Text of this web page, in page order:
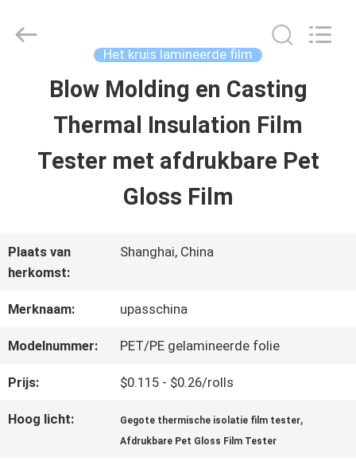
PRODUCTEN
VR-
SHOW
Material
Het kruis lamineerde film
Blow Molding en Casting
Thermal Insulation Film
Tester met afdrukbare Pet
Gloss Film
Plaats van
herkomst:
Shanghai, China
Merknaam: upasschina
Modelnummer: PET/PE gelamineerde folie
Prijs: $0.115 - $0.26/rolls
Hoog licht: Gegote thermische isolatie film tester,
Afdrukbare Pet Gloss Film Tester